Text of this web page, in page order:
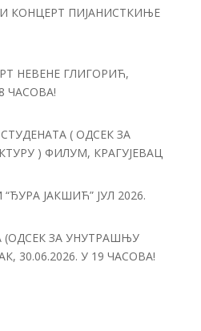
КОНЦЕРТ ПИЈАНИСТКИЊЕ
НЕВЕНЕ ГЛИГОРИЋ,
ЧАСОВА!
( ОДСЕК ЗА
) ФИЛУМ, КРАГУЈЕВАЦ
ЈАКШИЋ” ЈУЛ 2026.
(ОДСЕК ЗА УНУТРАШЊУ
30.06.2026. У 19 ЧАСОВА!